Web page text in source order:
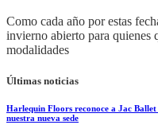
Como cada año por estas
invierno abierto para quienes
modalidades
Últimas noticias
Harlequin Floors reconoce a Jac
nuestra nueva sede